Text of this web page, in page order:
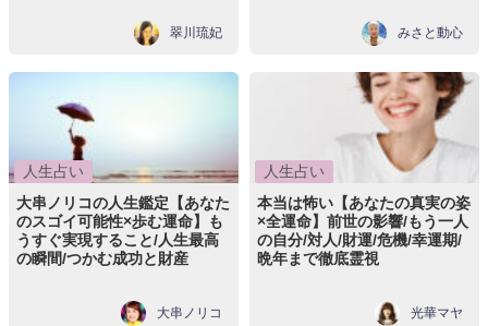
翠川琉妃 みさと動心
人生占い
大串ノリコの人生鑑定【あなた
のスゴイ可能性×歩む運命】も
うすぐ実現すること/人生最高
の瞬間/つかむ成功と財産
大串ノリコ
人生占い
本当は怖い【あなたの真実の姿
×全運命】前世の影響/もう一人
の自分/対人/財運/危機/幸運期/
晩年まで徹底霊視
光華マヤ